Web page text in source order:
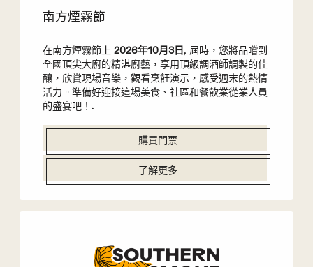
南方煙霧節
在南方煙霧節上 2026年10月3日 , 屆時，您將品嚐到
全國頂尖大廚的精湛廚藝，享用頂級調酒師調製的佳
釀，欣賞現場音樂，觀看烹飪演示，感受週末的熱情
活力。準備好迎接這場美食、社區和餐飲業從業人員
的盛宴吧！.
購買門票
了解更多